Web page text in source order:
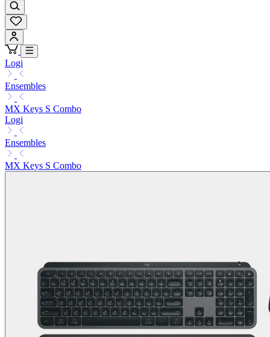
Logi
Ensembles
MX Keys S Combo
Logi
Ensembles
MX Keys S Combo